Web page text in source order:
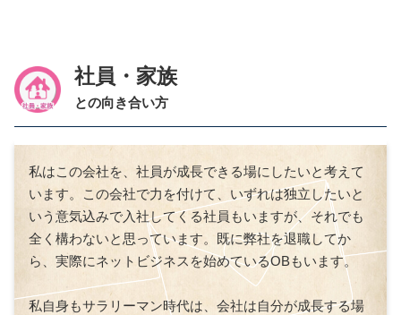
社員・家族
との向き合い方
私はこの会社を、社員が成長できる場にしたいと考えて
います。この会社で力を付けて、いずれは独立したいと
いう意気込みで入社してくる社員もいますが、それでも
全く構わないと思っています。既に弊社を退職してか
ら、実際にネットビジネスを始めているOBもいます。
私自身もサラリーマン時代は、会社は自分が成長する場